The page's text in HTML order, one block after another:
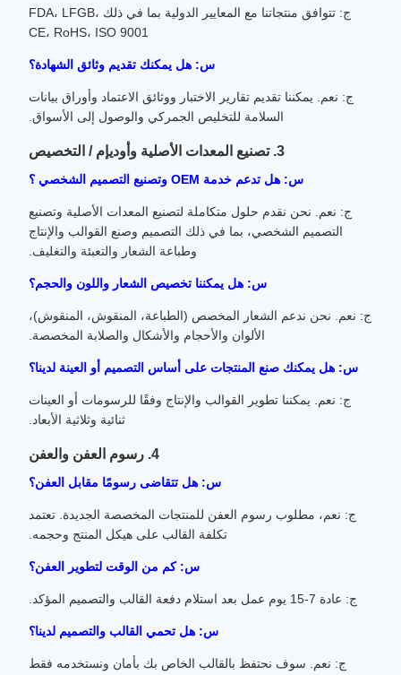
ج: تتوافق منتجاتنا مع المعايير الدولية بما في ذلك FDA، LFGB،
CE، RoHS، ISO 9001
س: هل يمكنك تقديم وثائق الشهادة؟
ج: نعم. يمكننا تقديم تقارير الاختبار ووثائق الاعتماد وأوراق بيانات
السلامة للتخليص الجمركي والوصول إلى الأسواق.
3. تصنيع المعدات الأصلية وأوديإم / التخصيص
س: هل تدعم خدمة OEM وتصنيع التصميم الشخصي ؟
ج: نعم. نحن نقدم حلول متكاملة لتصنيع المعدات الأصلية وتصنيع
التصميم الشخصي، بما في ذلك التصميم وصنع القوالب والإنتاج
وطباعة الشعار والتعبئة والتغليف.
س: هل يمكننا تخصيص الشعار واللون والحجم؟
ج: نعم. نحن ندعم الشعار المخصص (الطباعة، المنقوش، المنقوش)،
الألوان والأحجام والأشكال والصلابة المخصصة.
س: هل يمكنك صنع المنتجات على أساس التصميم أو العينة لدينا؟
ج: نعم. يمكننا تطوير القوالب والإنتاج وفقًا للرسومات أو العينات
ثنائية وثلاثية الأبعاد.
4. رسوم العفن والعفن
س: هل تتقاضى رسومًا مقابل العفن؟
ج: نعم، مطلوب رسوم العفن للمنتجات المخصصة الجديدة. تعتمد
تكلفة القالب على هيكل المنتج وحجمه.
س: كم من الوقت لتطوير العفن؟
ج: عادة 7-15 يوم عمل بعد استلام دفعة القالب والتصميم المؤكد.
س: هل تحمي القالب والتصميم لدينا؟
ج: نعم. سوف نحتفظ بالقالب الخاص بك بأمان ونستخدمه فقط